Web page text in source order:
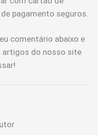
pagamento seguros.
comentário abaixo e
artigos do nosso site